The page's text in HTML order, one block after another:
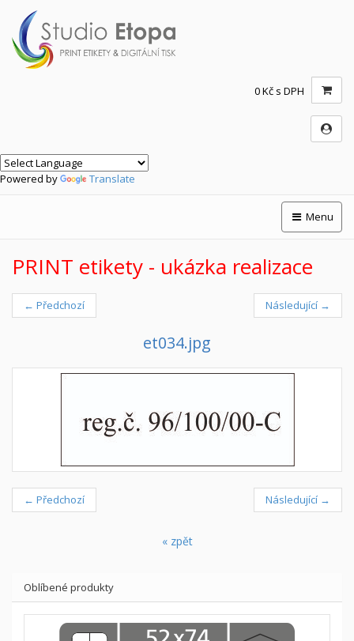
0 Kč s DPH
Powered by Translate
Menu
PRINT etikety - ukázka realizace
← Předchozí Následující →
et034.jpg
← Předchozí Následující →
« zpět
Oblíbené produkty